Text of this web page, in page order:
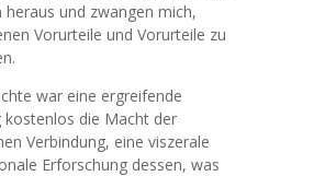
heraus und zwangen mich,
Vorurteile und Vorurteile zu
war eine ergreifende
kostenlos die Macht der
Verbindung, eine viszerale
Erforschung dessen, was